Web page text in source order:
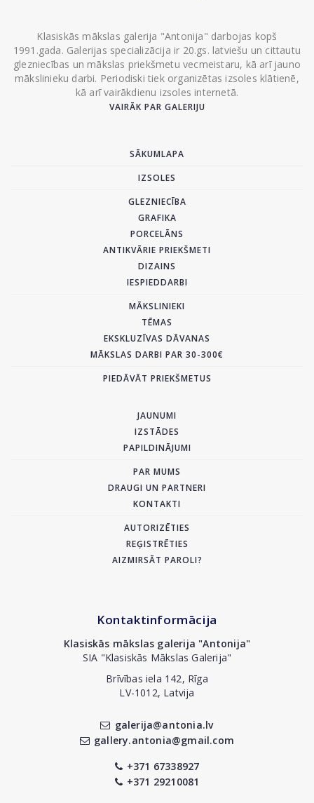
Klasiskās mākslas galerija "Antonija" darbojas kopš
1991.gada. Galerijas specializācija ir 20.gs. latviešu un cittautu
glezniecības un mākslas priekšmetu vecmeistaru, kā arī jauno
mākslinieku darbi. Periodiski tiek organizētas izsoles klātienē,
kā arī vairākdienu izsoles internetā.
VAIRĀK PAR GALERIJU
SĀKUMLAPA
IZSOLES
GLEZNIECĪBA
GRAFIKA
PORCELĀNS
ANTIKVĀRIE PRIEKŠMETI
DIZAINS
IESPIEDDARBI
MĀKSLINIEKI
TĒMAS
EKSKLUZĪVAS DĀVANAS
MĀKSLAS DARBI PAR 30-300€
PIEDĀVĀT PRIEKŠMETUS
JAUNUMI
IZSTĀDES
PAPILDINĀJUMI
PAR MUMS
DRAUGI UN PARTNERI
KONTAKTI
AUTORIZĒTIES
REĢISTRĒTIES
AIZMIRSĀT PAROLI?
Kontaktinformācija
Klasiskās mākslas galerija "Antonija"
SIA "Klasiskās Mākslas Galerija"
Brīvības iela 142, Rīga
LV-1012, Latvija
galerija@antonia.lv
gallery.antonia@gmail.com
+371 67338927
+371 29210081